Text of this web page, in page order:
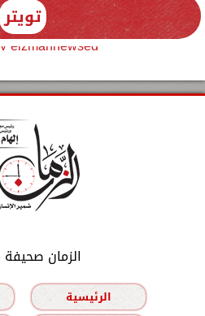
تويتر
elzmannewseg
الزمان
الرئيسية